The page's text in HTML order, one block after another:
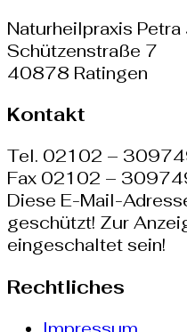
Naturheilpraxis Petra
Schützenstraße 7
40878 Ratingen
Kontakt
Tel. 02102 –
Fax 02102 –
Diese E-Mail-
geschützt! Zur
eingeschaltet sein!
Rechtliches